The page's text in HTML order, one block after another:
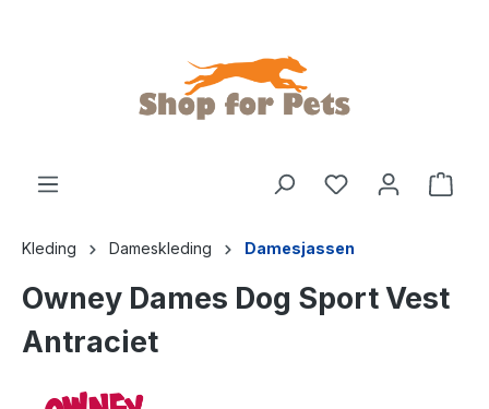
Kleding Dameskleding Damesjassen
Owney Dames Dog Sport Vest
Antraciet